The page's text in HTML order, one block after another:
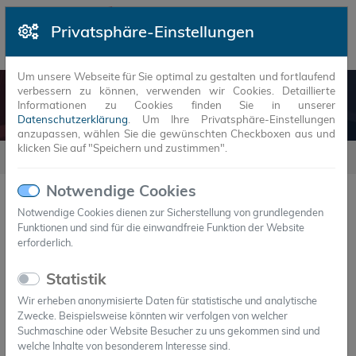
Privatsphäre-Einstellungen
Um unsere Webseite für Sie optimal zu gestalten und fortlaufend
verbessern zu können, verwenden wir Cookies. Detaillierte
Informationen zu Cookies finden Sie in unserer
Datenschutzerklärung . Um Ihre Privatsphäre-Einstellungen
anzupassen, wählen Sie die gewünschten Checkboxen aus und
klicken Sie auf "Speichern und zustimmen".
Notwendige Cookies
Notwendige Cookies dienen zur Sicherstellung von grundlegenden
Funktionen und sind für die einwandfreie Funktion der Website
erforderlich.
Statistik
Wir erheben anonymisierte Daten für statistische und analytische
Zwecke. Beispielsweise könnten wir verfolgen von welcher
Suchmaschine oder Website Besucher zu uns gekommen sind und
welche Inhalte von besonderem Interesse sind.
DRÄGER
Dräger
Atemschutzgerät Dräger PSS® BG 4 plus versorgt den
Geräteträger in toxischer Umgebung bis zu vier
Stunden mit Atemluft. Um die Temperatur der
Einatemluft zu reduzieren und die physische Belastung